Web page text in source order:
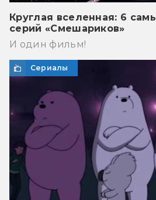
Круглая вселенная: 6
серий «Смешариков»
И один фильм!
Сериалы